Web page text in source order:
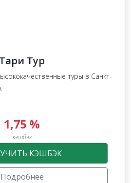
Тари Тур
туры в Санкт-
1,75 %
кэшбэк
КЭШБЭК
Подробнее